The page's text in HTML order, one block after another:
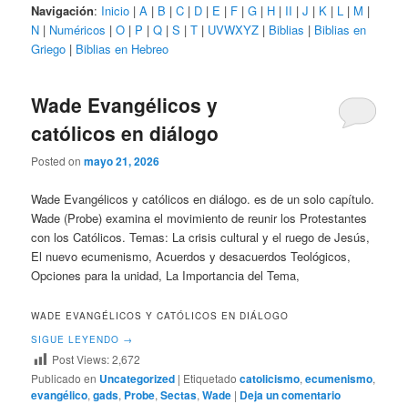
Navigación: Inicio |A | B |C | D | E | F |G | H | II |J | K | L | M |
N | Numéricos |O | P |Q |S |T | UVWXYZ | Biblias | Biblias en
Griego | Biblias en Hebreo
Wade Evangélicos y
católicos en diálogo
Posted onmayo 21, 2026
Wade Evangélicos y católicos en diálogo. es de un solo capítulo.
Wade (Probe) examina el movimiento de reunir los Protestantes
con los Católicos. Temas: La crisis cultural y el ruego de Jesús,
El nuevo ecumenismo, Acuerdos y desacuerdos Teológicos,
Opciones para la unidad, La Importancia del Tema,
WADE EVANGÉLICOS Y CATÓLICOS EN DIÁLOGO
SIGUE LEYENDO →
Post Views:2,672
Publicado en Uncategorized | Etiquetado catolicismo,ecumenismo,
evangélico,gads, Probe,Sectas,Wade | Deja un comentario